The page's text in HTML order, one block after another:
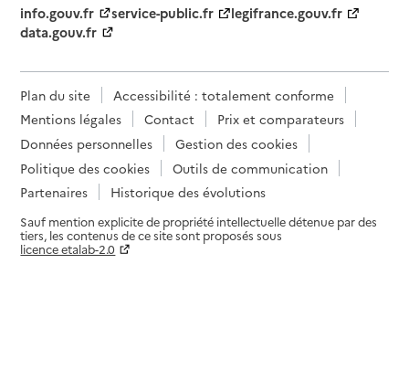
info.gouv.fr
service-public.fr
legifrance.gouv.fr
data.gouv.fr
Plan du site
Accessibilité : totalement conforme
Mentions légales
Contact
Prix et comparateurs
Données personnelles
Gestion des cookies
Politique des cookies
Outils de communication
Partenaires
Historique des évolutions
Sauf mention explicite de propriété intellectuelle détenue par des
tiers, les contenus de ce site sont proposés sous
licence etalab-2.0